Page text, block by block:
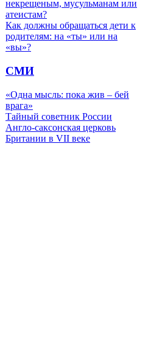
некрещеным, мусульманам или
атеистам?
Как должны обращаться дети к
родителям: на «ты» или на
«вы»?
СМИ
«Одна мысль: пока жив – бей
врага»
Тайный советник России
Англо-саксонская церковь
Британии в VII веке